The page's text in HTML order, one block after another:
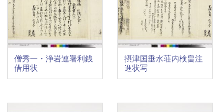
僧秀一・浄岩連署利銭
借用状
摂津国垂水荘内検畠注
進状写